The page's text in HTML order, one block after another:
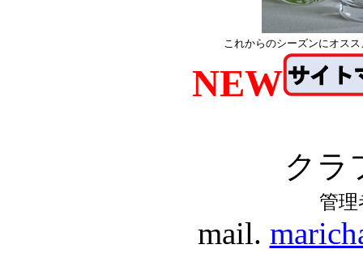
これからのシーズンにオス
NEW
クラ
管
mail.